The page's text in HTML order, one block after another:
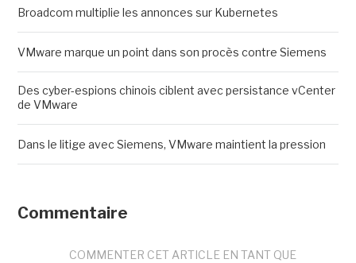
Broadcom multiplie les annonces sur Kubernetes
VMware marque un point dans son procès contre Siemens
Des cyber-espions chinois ciblent avec persistance vCenter
de VMware
Dans le litige avec Siemens, VMware maintient la pression
Commentaire
COMMENTER CET ARTICLE EN TANT QUE